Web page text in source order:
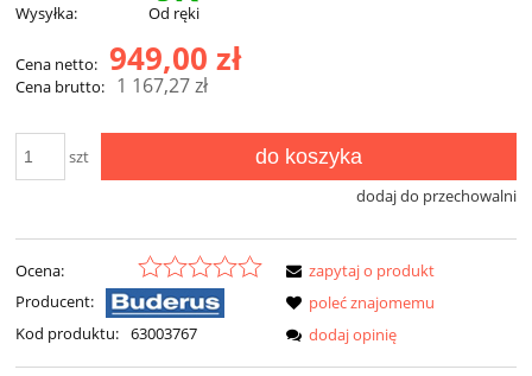
Wysyłka:
Od ręki
Cena netto: 949,00 zł
Cena brutto: 1 167,27 zł
szt do koszyka
dodaj do przechowalni
Ocena:
Producent:
Kod produktu: 63003767
zapytaj o produkt
poleć znajomemu
dodaj opinię